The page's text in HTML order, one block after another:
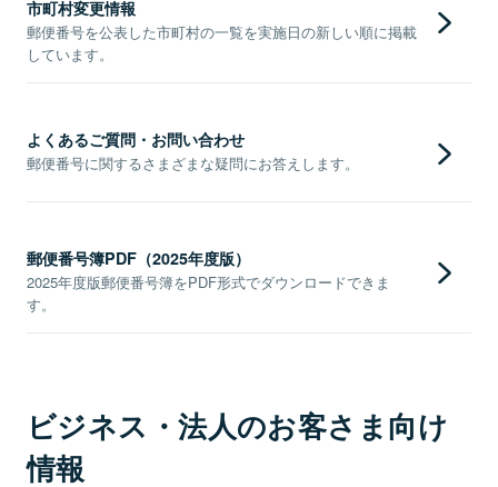
市町村変更情報
郵便番号を公表した市町村の一覧を実施日の新しい順に掲載
しています。
よくあるご質問・お問い合わせ
郵便番号に関するさまざまな疑問にお答えします。
郵便番号簿PDF（2025年度版）
2025年度版郵便番号簿をPDF形式でダウンロードできま
す。
ビジネス・法人のお客さま向け
情報